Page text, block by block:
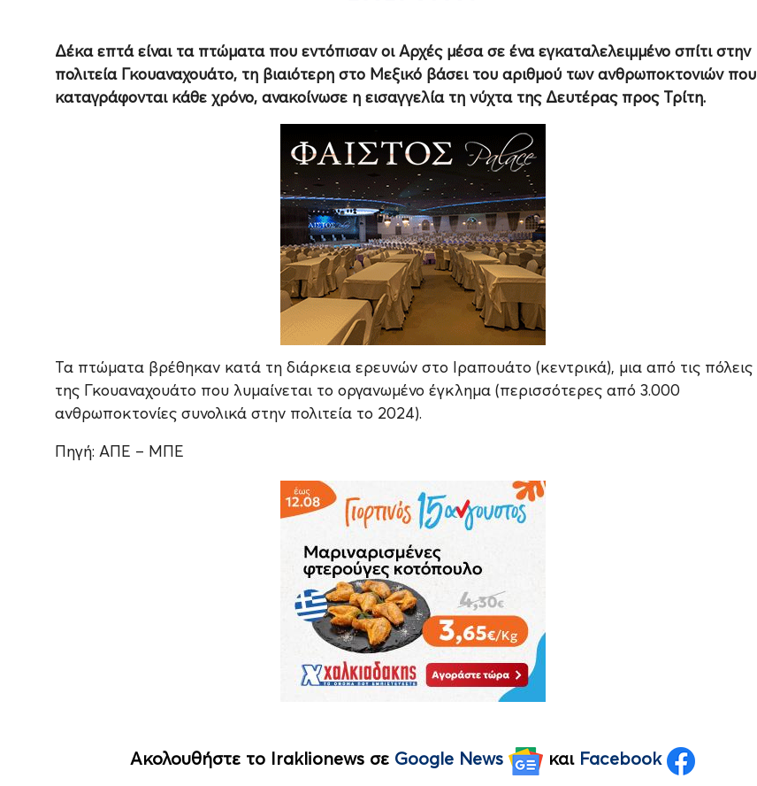
Δέκα επτά είναι τα πτώματα που εντόπισαν οι Αρχές μέσα σε ένα εγκαταλελειμμένο σπίτι στην
πολιτεία Γκουαναχουάτο, τη βιαιότερη στο Μεξικό βάσει του αριθμού των ανθρωποκτονιών που
καταγράφονται κάθε χρόνο, ανακοίνωσε η εισαγγελία τη νύχτα της Δευτέρας προς Τρίτη.
Τα πτώματα βρέθηκαν κατά τη διάρκεια ερευνών στο Ιραπουάτο (κεντρικά), μια από τις πόλεις
της Γκουαναχουάτο που λυμαίνεται το οργανωμένο έγκλημα (περισσότερες από 3.000
ανθρωποκτονίες συνολικά στην πολιτεία το 2024).
Πηγή: ΑΠΕ – ΜΠΕ
Ακολουθήστε το Iraklionews σε Google News και Facebook